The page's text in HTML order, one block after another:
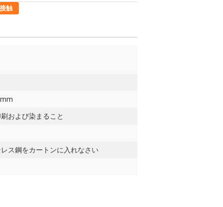
接触
および染まること
ス鋼をカートンに入れなさい